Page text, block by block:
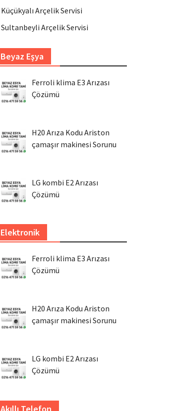
Küçükyalı Arçelik Servisi
Sultanbeyli Arçelik Servisi
Beyaz Eşya
Ferroli klima E3 Arızası
Çözümü
H20 Arıza Kodu Ariston
çamaşır makinesi Sorunu
LG kombi E2 Arızası
Çözümü
Elektronik
Ferroli klima E3 Arızası
Çözümü
H20 Arıza Kodu Ariston
çamaşır makinesi Sorunu
LG kombi E2 Arızası
Çözümü
Akıllı Telefon